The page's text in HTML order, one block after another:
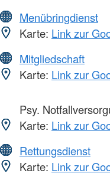
Menübringdienst
Karte: Link zur
Mitgliedschaft
Karte: Link zur
Psy.
Karte: Link zur
Rettungsdienst
Karte: Link zur